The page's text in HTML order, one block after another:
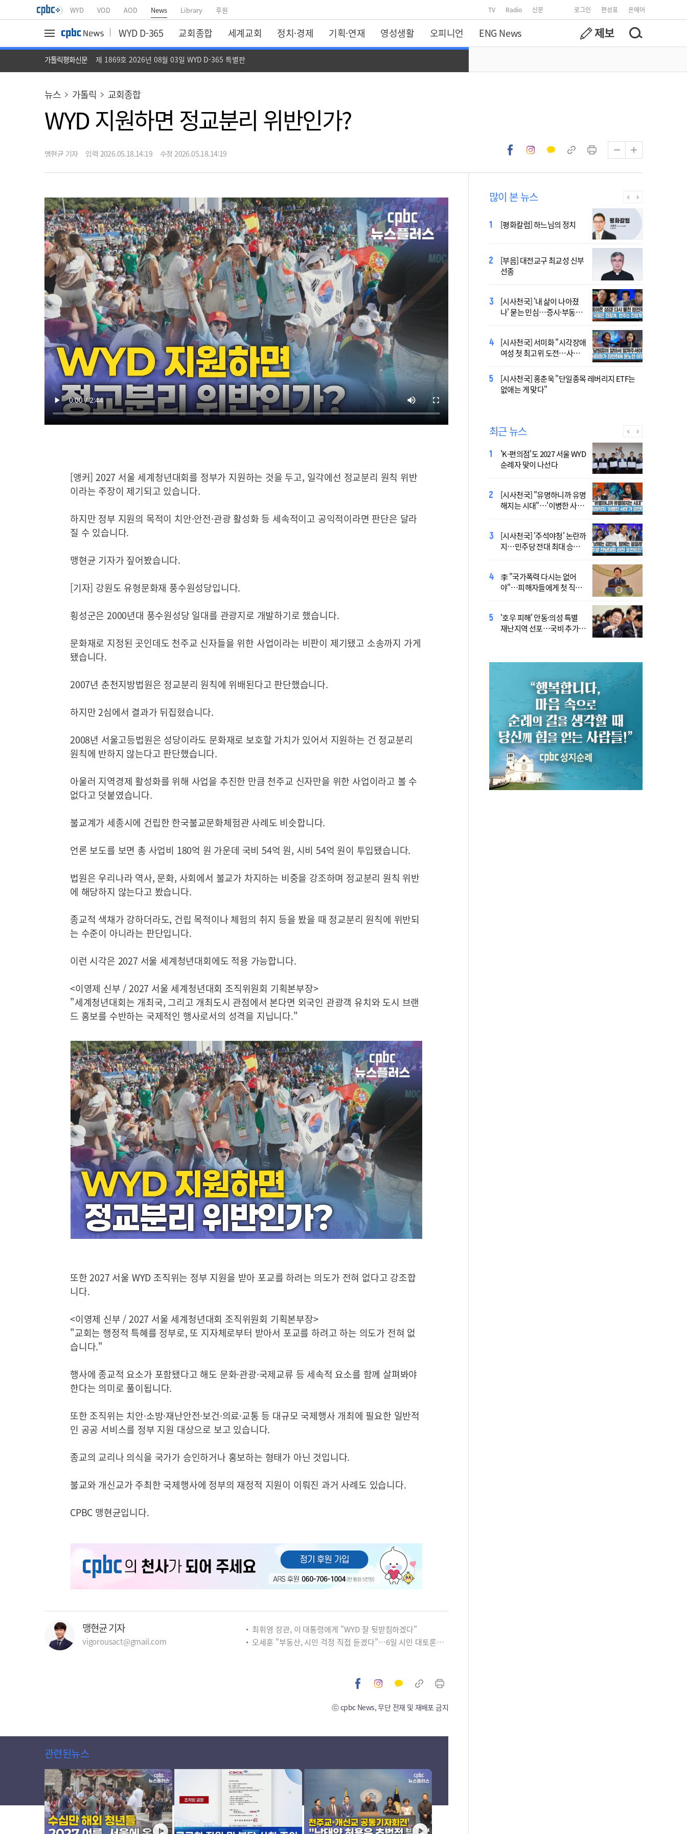
WYD VOD AOD News Library 후원 TV Radio 신문 로그인 편성표 온에어
WYD D-365 교회종합 세계교회 정치·경제 기획·연재 영성생활 오피니언 ENG News
가톨릭평화신문 제 1869호 2026년 08월 03일 WYD D-365 특별판
뉴스 가톨릭 교회종합
WYD 지원하면 정교분리 위반인가?
맹현균 기자 입력 2026.05.18.14:19 수정 2026.05.18.14:19
[앵커] 2027 서울 세계청년대회를 정부가 지원하는 것을 두고, 일각에선 정교분리 원칙 위반
이라는 주장이 제기되고 있습니다.
하지만 정부 지원의 목적이 치안·안전·관광 활성화 등 세속적이고 공익적이라면 판단은 달라
질 수 있습니다.
맹현균 기자가 짚어봤습니다.
[기자] 강원도 유형문화재 풍수원성당입니다.
횡성군은 2000년대 풍수원성당 일대를 관광지로 개발하기로 했습니다.
문화재로 지정된 곳인데도 천주교 신자들을 위한 사업이라는 비판이 제기됐고 소송까지 가게
됐습니다.
2007년 춘천지방법원은 정교분리 원칙에 위배된다고 판단했습니다.
하지만 2심에서 결과가 뒤집혔습니다.
2008년 서울고등법원은 성당이라도 문화재로 보호할 가치가 있어서 지원하는 건 정교분리
원칙에 반하지 않는다고 판단했습니다.
아울러 지역경제 활성화를 위해 사업을 추진한 만큼 천주교 신자만을 위한 사업이라고 볼 수
없다고 덧붙였습니다.
불교계가 세종시에 건립한 한국불교문화체험관 사례도 비슷합니다.
언론 보도를 보면 총 사업비 180억 원 가운데 국비 54억 원, 시비 54억 원이 투입됐습니다.
법원은 우리나라 역사, 문화, 사회에서 불교가 차지하는 비중을 강조하며 정교분리 원칙 위반
에 해당하지 않는다고 봤습니다.
종교적 색채가 강하더라도, 건립 목적이나 체험의 취지 등을 봤을 때 정교분리 원칙에 위반되
는 수준이 아니라는 판단입니다.
이런 시각은 2027 서울 세계청년대회에도 적용 가능합니다.
<이영제 신부 / 2027 서울 세계청년대회 조직위원회 기획본부장>
"세계청년대회는 개최국, 그리고 개최도시 관점에서 본다면 외국인 관광객 유치와 도시 브랜
드 홍보를 수반하는 국제적인 행사로서의 성격을 지닙니다."
또한 2027 서울 WYD 조직위는 정부 지원을 받아 포교를 하려는 의도가 전혀 없다고 강조합
니다.
<이영제 신부 / 2027 서울 세계청년대회 조직위원회 기획본부장>
"교회는 행정적 특혜를 정부로, 또 지자체로부터 받아서 포교를 하려고 하는 의도가 전혀 없
습니다."
행사에 종교적 요소가 포함됐다고 해도 문화·관광·국제교류 등 세속적 요소를 함께 살펴봐야
한다는 의미로 풀이됩니다.
또한 조직위는 치안·소방·재난안전·보건·의료·교통 등 대규모 국제행사 개최에 필요한 일반적
인 공공 서비스를 정부 지원 대상으로 보고 있습니다.
종교의 교리나 의식을 국가가 승인하거나 홍보하는 형태가 아닌 것입니다.
불교와 개신교가 주최한 국제행사에 정부의 재정적 지원이 이뤄진 과거 사례도 있습니다.
CPBC 맹현균입니다.
맹현균 기자
vigorousact@gmail.com
최휘영 장관, 이 대통령에게 "WYD 잘 뒷받침하겠다"
오세훈 "부동산, 시민 걱정 직접 듣겠다"…6일 시민 대토론회 개최
ⓒ cpbc News, 무단 전재 및 재배포 금지
관련된뉴스
많이 본 뉴스
[평화칼럼] 하느님의 정치
[부음] 대전교구 최교성 신부
선종
[시사천국] '내 삶이 나아졌
나' 묻는 민심…증시·부동산
[시사천국] 서미화 "시각장애
여성 첫 최고위 도전…사회
[시사천국] 홍춘욱 "단일종목 레버리지 ETF는
없애는 게 맞다"
2027 서울 WYD 공식 주제가
오늘 공개…한국인 곡 선정
2027 서울 세계청년대회 주
제가 공개…희망의 선율 울
대전신학교 유학 사제, 중국
최연소 주교 됐다
433곡 뚫은 한국 청년의 노
래…2027 서울 WYD 공식 주
[시사천국] 서범수 '돌려차기'
발언 파장…"사석에서도 안
최근 뉴스
'K-편의점'도 2027 서울 WYD
순례자 맞이 나선다
[시사천국] "유명하니까 유명
해지는 시대"…'이병한 사
[시사천국] '주석야청' 논란까
지…민주당 전대 최대 승부
李 "국가폭력 다시는 없어
야"…피해자들에게 첫 직접
'호우 피해' 안동·의성 특별
재난지역 선포…국비 추가
폭염 '뉴 노멀' 시대..."한 단계
높은 수준의 폭염"
[사제인사] 안동교구, 10일
부
'식중독 발생 9월이 가장 많
아'
정동영 "'조선' 호명 부르기
공론화 후에"…원로들 "이름
Official Theme Song for
WYD Seoul 2027 Released